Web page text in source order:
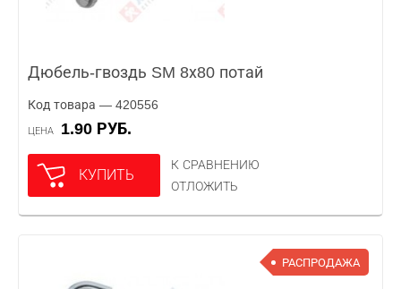
Дюбель-гвоздь SM 8х80 потай
Код товара — 420556
ЦЕНА 1.90 РУБ.
КУПИТЬ
К СРАВНЕНИЮ
ОТЛОЖИТЬ
РАСПРОДАЖА